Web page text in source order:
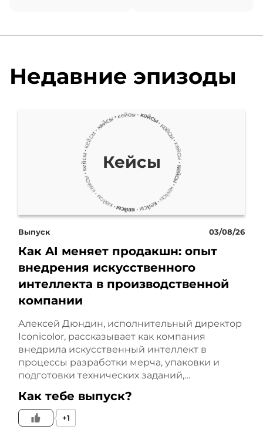
выручку за счет
Яндекс.Директ. В итоге
плюс 80% выручки всего
за год. Это не случайный
всплеск, а результат
аккуратной системной
работы от продуманной
стратегии до ежедневной
оптимизации. Дальше я
расскажу коротко и по
терминов, просто о том,
как мы этого добились и
что особенно помогло.
Начну с того, что
Недавние эпизоды
Кейсы
Выпуск 03/08/26
Как AI меняет продакшн: опыт
внедрения искусственного
интеллекта в производственной
компании
Алексей Дюндин, исполнительный директор
Iconicolor, рассказывает как компания
внедрила искусственный интеллект в
процессы разработки мерча, упаковки и
подготовки технических заданий,…
Как тебе выпуск?
+1